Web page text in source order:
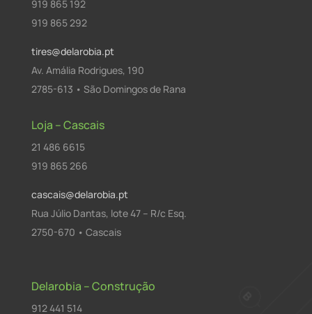
919 865 192
919 865 292
tires@delarobia.pt
Av. Amália Rodrigues, 190
2785-613 • São Domingos de Rana
Loja – Cascais
21 486 6615
919 865 266
cascais@delarobia.pt
Rua Júlio Dantas, lote 47 – R/c Esq.
2750-670 • Cascais
Delarobia – Construção
912 441 514